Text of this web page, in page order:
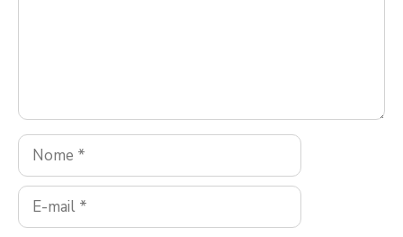
Nome
E-
mail